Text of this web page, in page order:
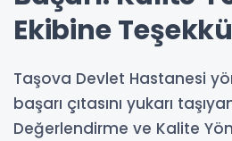
Ekibine
Taşova Devlet Hastanesi
başarı çıtasını yukarı
Değerlendirme ve Kalite